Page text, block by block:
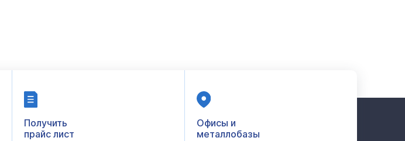
Получить
прайс лист
Офисы и
металлобазы